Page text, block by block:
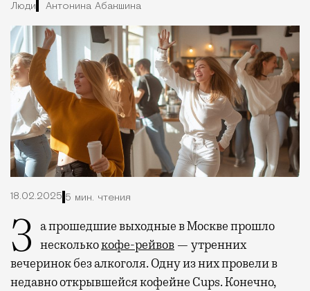
Люди Антонина Абакшина
18.02.2025 5 мин. чтения
За прошедшие выходные в Москве прошло несколькокофе-рейвов — утренних
вечеринок без алкоголя. Одну из них провели в
недавно открывшейся кофейне Cups. Конечно,